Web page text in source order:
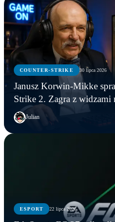
COUNTER-STRIKE 30 lipca 2026
Janusz Korwin-Mikke
Strike 2. Zagra z
Julian
ESPORT 22 lipca 2026
COUNTER-STRIKE
COUNTER-STRIKE
ESPORT